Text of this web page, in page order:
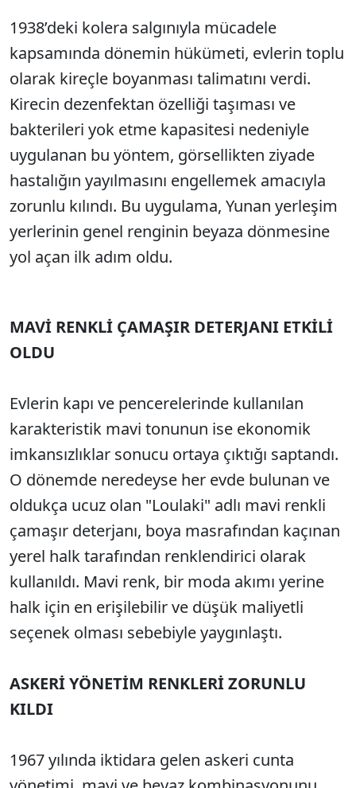
1938’deki kolera salgınıyla mücadele
kapsamında dönemin hükümeti, evlerin toplu
olarak kireçle boyanması talimatını verdi.
Kirecin dezenfektan özelliği taşıması ve
bakterileri yok etme kapasitesi nedeniyle
uygulanan bu yöntem, görsellikten ziyade
hastalığın yayılmasını engellemek amacıyla
zorunlu kılındı. Bu uygulama, Yunan yerleşim
yerlerinin genel renginin beyaza dönmesine
yol açan ilk adım oldu.
MAVİ RENKLİ ÇAMAŞIR DETERJANI ETKİLİ
OLDU
Evlerin kapı ve pencerelerinde kullanılan
karakteristik mavi tonunun ise ekonomik
imkansızlıklar sonucu ortaya çıktığı saptandı.
O dönemde neredeyse her evde bulunan ve
oldukça ucuz olan "Loulaki" adlı mavi renkli
çamaşır deterjanı, boya masrafından kaçınan
yerel halk tarafından renklendirici olarak
kullanıldı. Mavi renk, bir moda akımı yerine
halk için en erişilebilir ve düşük maliyetli
seçenek olması sebebiyle yaygınlaştı.
ASKERİ YÖNETİM RENKLERİ ZORUNLU
KILDI
1967 yılında iktidara gelen askeri cunta